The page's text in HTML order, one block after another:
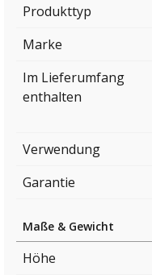
Produkttyp
Marke
Im Lieferumfang
enthalten
Verwendung
Garantie
Maße & Gewicht
Höhe